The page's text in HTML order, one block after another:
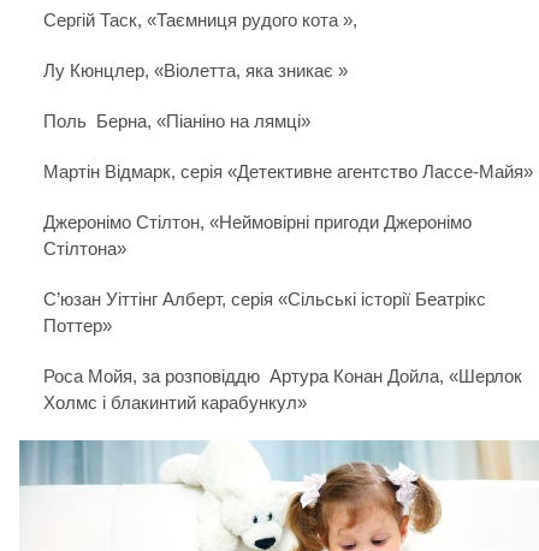
Сергій Таск, «Таємниця рудого кота »,
Лу Кюнцлер, «Віолетта, яка зникає »
Поль Берна, «Піаніно на лямці»
Мартін Відмарк, серія «Детективне агентство Лассе-Майя»
Джеронімо Стілтон, «Неймовірні пригоди Джеронімо
Стілтона»
C’юзан Уіттінг Алберт, серія «Сільські історії Беатрікс
Поттер»
Роса Мойя, за розповіддю Артура Конан Дойла, «Шерлок
Холмс і блакинтий карабункул»